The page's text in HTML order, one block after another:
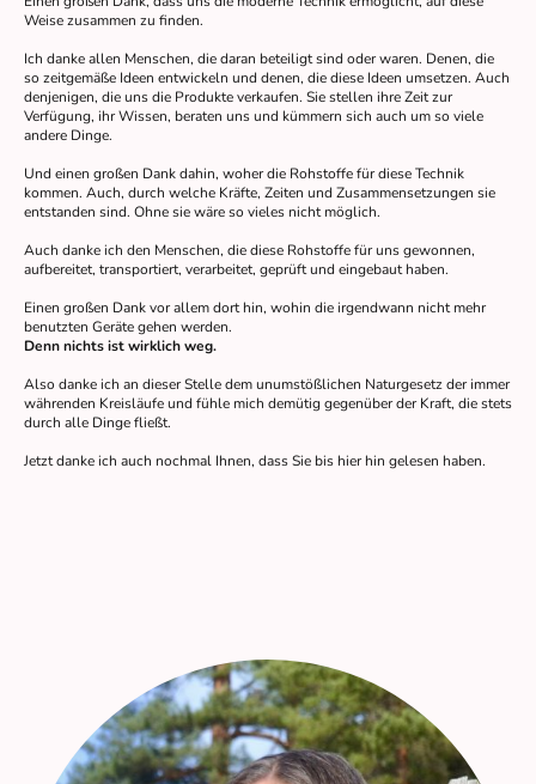
Weise zusammen zu finden.
Ich danke allen Menschen, die daran beteiligt sind oder waren. Denen, die
so zeitgemäße Ideen entwickeln und denen, die diese Ideen umsetzen. Auch
denjenigen, die uns die Produkte verkaufen. Sie stellen ihre Zeit zur
Verfügung, ihr Wissen, beraten uns und kümmern sich auch um so viele
andere Dinge.
Und einen großen Dank dahin, woher die Rohstoffe für diese Technik
kommen. Auch, durch welche Kräfte, Zeiten und Zusammensetzungen sie
entstanden sind. Ohne sie wäre so vieles nicht möglich.
Auch danke ich den Menschen, die diese Rohstoffe für uns gewonnen,
aufbereitet, transportiert, verarbeitet, geprüft und eingebaut haben.
Einen großen Dank vor allem dort hin, wohin die irgendwann nicht mehr
benutzten Geräte gehen werden.
Denn nichts ist wirklich weg.
Also danke ich an dieser Stelle dem unumstößlichen Naturgesetz der immer
währenden Kreisläufe und fühle mich demütig gegenüber der Kraft, die stets
durch alle Dinge fließt.
Jetzt danke ich auch nochmal Ihnen, dass Sie bis hier hin gelesen haben.